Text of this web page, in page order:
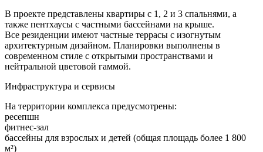
В проекте представлены квартиры с 1, 2 и 3 спальнями, а
также пентхаусы с частными бассейнами на крыше.
Все резиденции имеют частные террасы с изогнутым
архитектурным дизайном. Планировки выполнены в
современном стиле с открытыми пространствами и
нейтральной цветовой гаммой.
Инфраструктура и сервисы
На территории комплекса предусмотрены:
ресепшн
фитнес-зал
бассейны для взрослых и детей (общая площадь более 1 800
м²)